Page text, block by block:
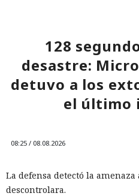
128
desastre:
detuvo a los
el último
08:25 / 08.08.2026
La defensa detectó la
descontrolara.